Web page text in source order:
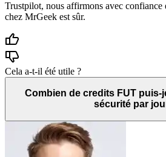
Trustpilot, nous affirmons avec confiance
chez MrGeek est sûr.
Cela a-t-il été utile ?
Combien de credits FUT puis-
sécurité par